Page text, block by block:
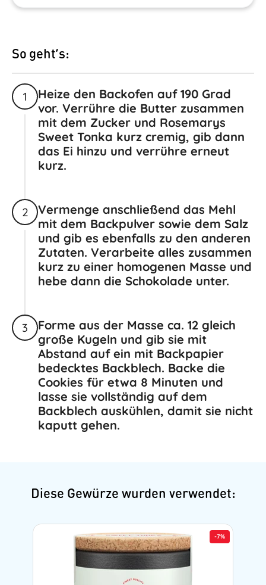
So geht’s:
1
Heize den Backofen auf 190 Grad
vor. Verrühre die Butter zusammen
mit dem Zucker und Rosemarys
Sweet Tonka kurz cremig, gib dann
das Ei hinzu und verrühre erneut
kurz.
2
Vermenge anschließend das Mehl
mit dem Backpulver sowie dem Salz
und gib es ebenfalls zu den anderen
Zutaten. Verarbeite alles zusammen
kurz zu einer homogenen Masse und
hebe dann die Schokolade unter.
3
Forme aus der Masse ca. 12 gleich
große Kugeln und gib sie mit
Abstand auf ein mit Backpapier
bedecktes Backblech. Backe die
Cookies für etwa 8 Minuten und
lasse sie vollständig auf dem
Backblech auskühlen, damit sie nicht
kaputt gehen.
Diese Gewürze wurden verwendet:
-7%